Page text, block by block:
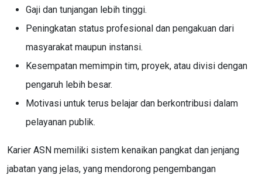
Gaji dan tunjangan lebih tinggi.
Peningkatan status profesional dan pengakuan dari
masyarakat maupun instansi.
Kesempatan memimpin tim, proyek, atau divisi dengan
pengaruh lebih besar.
Motivasi untuk terus belajar dan berkontribusi dalam
pelayanan publik.
Karier ASN memiliki sistem kenaikan pangkat dan jenjang
jabatan yang jelas, yang mendorong pengembangan